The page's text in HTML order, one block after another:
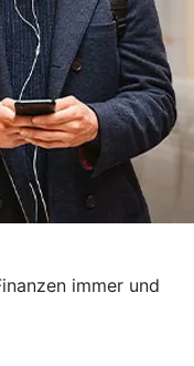
immer und